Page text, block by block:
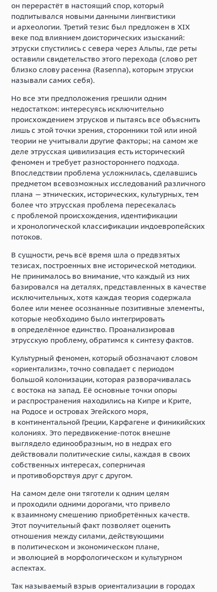
он перерастёт в настоящий спор, который
подпитывался новыми данными лингвистики
и археологии. Третий тезис был предложен в XIX
веке под влиянием доисторических изысканий:
этруски спустились с севера через Альпы, где реты
оставили свидетельство этого перехода (слово рет
близко слову расенна (Rasenna), которым этруски
называли самих себя).
Но все эти предположения грешили одним
недостатком: интересуясь исключительно
происхождением этрусков и пытаясь все объяснить
лишь с этой точки зрения, сторонники той или иной
теории не учитывали другие факторы; на самом же
деле этрусская цивилизация есть исторический
феномен и требует разностороннего подхода.
Впоследствии проблема усложнилась, сделавшись
предметом всевозможных исследований различного
плана — этнических, исторических, культурных, тем
более что этрусская проблема пересекалась
с проблемой происхождения, идентификации
и хронологической классификации индоевропейских
потоков.
В сущности, речь всё время шла о предвзятых
тезисах, построенных вне исторической методики.
Не принималось во внимание, что каждый из них
базировался на деталях, представленных в качестве
исключительных, хотя каждая теория содержала
более или менее осознанные позитивные элементы,
которые необходимо было интегрировать
в определённое единство. Проанализировав
этрусскую проблему, обратимся к синтезу фактов.
Культурный феномен, который обозначают словом
«ориентализм», точно совпадает с периодом
большой колонизации, которая разворачивалась
с востока на запад. Её основные точки опоры
и распространения находились на Кипре и Крите,
на Родосе и островах Эгейского моря,
в континентальной Греции, Карфагене и финикийских
колониях. Это передвижение-поток внешне
выглядело единообразным, но в недрах его
действовали политические силы, каждая в своих
собственных интересах, соперничая
и противоборствуя друг с другом.
На самом деле они тяготели к одним целям
и проходили одними дорогами, что привело
к взаимному смешению приобретённых качеств.
Этот поучительный факт позволяет оценить
отношения между силами, действующими
в политическом и экономическом плане,
и эволюцией в морфологическом и культурном
аспектах.
Так называемый взрыв ориентализации в городах